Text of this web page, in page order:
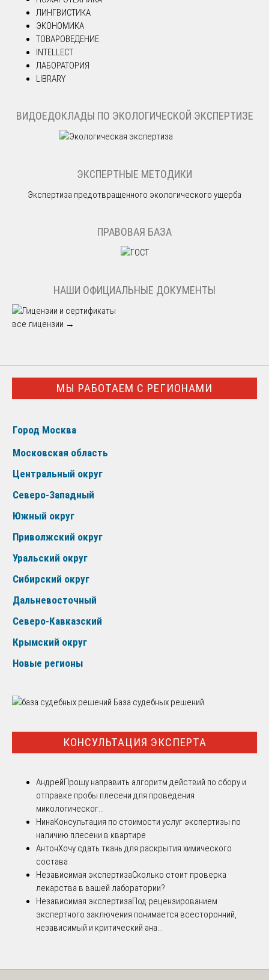
ЛИНГВИСТИКА
ЭКОНОМИКА
ТОВАРОВЕДЕНИЕ
INTELLECT
ЛАБОРАТОРИЯ
LIBRARY
ВИДОЕДОКЛАДЫ ПО ЭКОЛОГИЧЕСКОЙ ЭКСПЕРТИЗЕ
ЭКСПЕРТНЫЕ МЕТОДИКИ
Экспертиза предотвращенного экологического ущерба
ПРАВОВАЯ БАЗА
НАШИ ОФИЦИАЛЬНЫЕ ДОКУМЕНТЫ
все лицензии →
МЫ РАБОТАЕМ С РЕГИОНАМИ
Город Москва
Московская область
Центральный округ
Северо-Западный
Южный округ
Приволжский округ
Уральский округ
Сибирский округ
Дальневосточный
Северо-Кавказский
Крымский округ
Новые регионы
База судебных решений
КОНСУЛЬТАЦИЯ ЭКСПЕРТА
АндрейПрошу направить алгоритм действий по сбору и
отправке пробы плесени для проведения
микологическог...
НинаКонсультация по стоимости услуг экспертизы по
наличию плесени в квартире
АнтонХочу сдать ткань для раскрытия химического
состава
Независимая экспертизаСколько стоит проверка
лекарства в вашей лаборатории?
Независимая экспертизаПод рецензированием
экспертного заключения понимается всесторонний,
независимый и критический ана...